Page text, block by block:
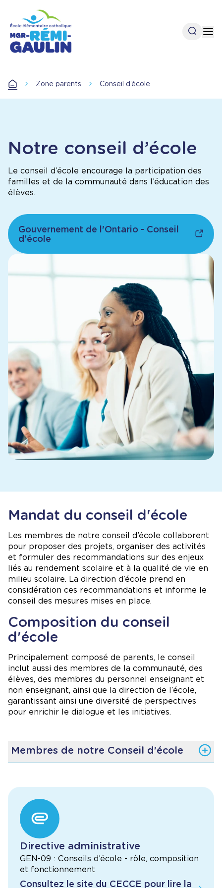
contenu
principal
Open
AccueilZone parents Conseil d’école
Notre conseil d’école
Le conseil d’école encourage la participation des
familles et de la communauté dans l’éducation des
élèves.
Gouvernement de l'Ontario - Conseil
d'école
Mandat du conseil d'école
Les membres de notre conseil d’école collaborent
pour proposer des projets, organiser des activités
et formuler des recommandations sur des enjeux
liés au rendement scolaire et à la qualité de vie en
milieu scolaire. La direction d’école prend en
considération ces recommandations et informe le
conseil des mesures mises en place.
Composition du conseil
d'école
Principalement composé de parents, le conseil
inclut aussi des membres de la communauté, des
élèves, des membres du personnel enseignant et
non enseignant, ainsi que la direction de l’école,
garantissant ainsi une diversité de perspectives
pour enrichir le dialogue et les initiatives.
Membres de notre Conseil d'école
Mme Nathalie Apedjinou
Mme Sylvie Beaulieu
Mme Zoé Briggs
Mme Emily Circe
Mme Ashley Cooper McDonough
Mme Erica Lamberts
Mme Melissa Liben
Directive administrative
GEN-09 : Conseils d’école - rôle, composition
et fonctionnement
Consultez le site du CECCE pour lire la